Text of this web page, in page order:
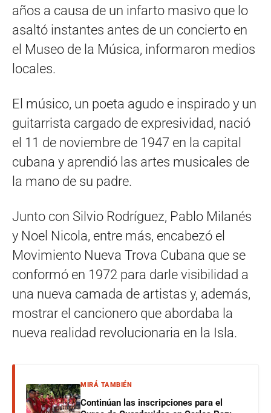
años a causa de un infarto masivo que lo
asaltó instantes antes de un concierto en
el Museo de la Música, informaron medios
locales.
El músico, un poeta agudo e inspirado y un
guitarrista cargado de expresividad, nació
el 11 de noviembre de 1947 en la capital
cubana y aprendió las artes musicales de
la mano de su padre.
Junto con Silvio Rodríguez, Pablo Milanés
y Noel Nicola, entre más, encabezó el
Movimiento Nueva Trova Cubana que se
conformó en 1972 para darle visibilidad a
una nueva camada de artistas y, además,
mostrar el cancionero que abordaba la
nueva realidad revolucionaria en la Isla.
MIRÁ TAMBIÉN
Continúan las inscripciones para el